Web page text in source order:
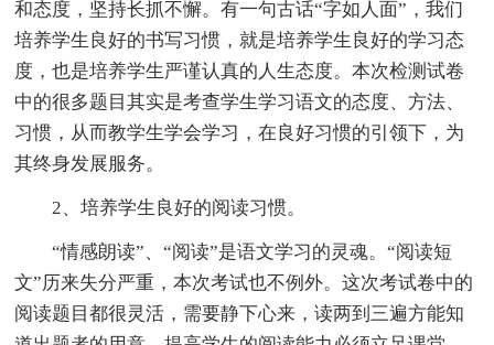
和态度，坚持长抓不懈。有一句古话“字如人面”，我们
培养学生良好的书写习惯，就是培养学生良好的学习态
度，也是培养学生严谨认真的人生态度。本次检测试卷
中的很多题目其实是考查学生学习语文的态度、方法、
习惯，从而教学生学会学习，在良好习惯的引领下，为
其终身发展服务。
2、培养学生良好的阅读习惯。
“情感朗读”、“阅读”是语文学习的灵魂。“阅读短
文”历来失分严重，本次考试也不例外。这次考试卷中的
阅读题目都很灵活，需要静下心来，读两到三遍方能知